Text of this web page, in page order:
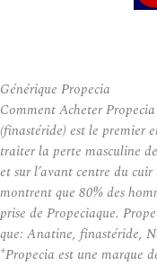
Générique Propecia
Comment Acheter
(finastéride) est le premier
traiter la perte masculine
et sur l’avant centre du
montrent que 80% des
prise de Propeciaque.
que: Anatine, finastéride,
*Propecia est une marque